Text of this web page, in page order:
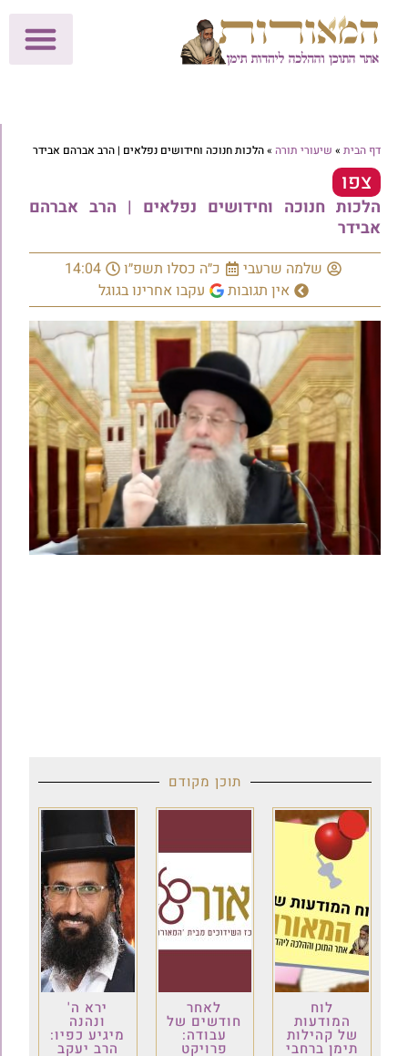
דף הבית » שיעורי תורה »הלכות חנוכה וחידושים נפלאים | הרב אברהם אבידר
צפו
הלכות חנוכה וחידושים נפלאים | הרב אברהם
אבידר
שלמה שרעבי כ״ה כסלו תשפ״ו
14:04
אין תגובות
עקבו אחרינו בגוגל
תוכן מקודם
לוח
המודעות
של קהילות
תימן ברחבי
לאחר
חודשים של
עבודה:
פרויקט
ירא ה'
ונהנה
מיגיע כפיו:
הרב יעקב